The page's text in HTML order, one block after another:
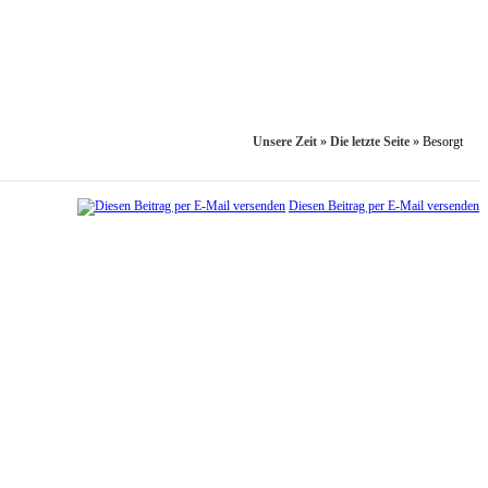
Unsere Zeit » Die letzte Seite » Besorgt
Diesen Beitrag per E-Mail versenden